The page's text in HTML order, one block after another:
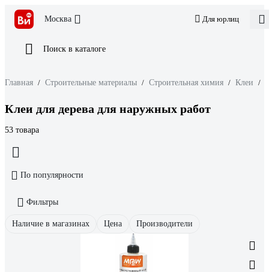
Москва Для юрлиц
Поиск в каталоге
Главная / Строительные материалы / Строительная химия / Клеи /
Клеи для дерева для наружных работ
53 товара
По популярности
Фильтры
Наличие в магазинах Цена Производители